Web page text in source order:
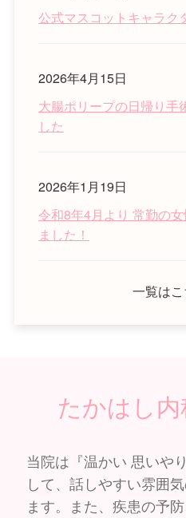
公式マスコットキャラク
2026年4月15日
大腸ポリープの日帰り手
した
2026年1月19日
令和8年4月より 常勤の
ました！
一覧は
たかはし
当院は『温かい 思いや
して、話しやすい雰囲
ます。また、疾患の予